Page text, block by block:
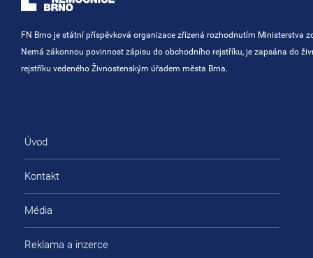
FN Brno je státní příspěvková organizace zřízená rozhodnutím Ministerstva
Nemá zákonnou povinnost zápisu do obchodního rejstříku, je zapsána do
rejstříku vedeného Živnostenským úřadem města Brna.
Úvod
Kontakt
Média
Reklama a inzerce